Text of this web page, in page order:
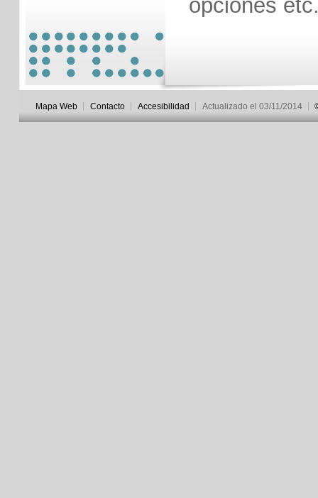
opciones
Mapa Web Contacto Accesibilidad Actualizado el 03/11/2014